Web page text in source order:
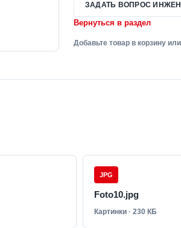
ЗАДАТЬ ВОПРОС
Вернуться в раздел
Добавьте товар в корзину
JPG
Foto10.jpg
Картинки · 230 КБ